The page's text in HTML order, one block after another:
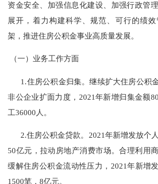
资金安全、加强信息化建设、加强行政管
展开，着力构建科学、规范、可行的绩
架，推进住房公积金事业高质量发展。
（一）业务工作方面
1.住房公积金归集。继续扩大住房公积
非公企业扩面力度， 2021年新增归集金额80
工36000 人。
2.住房公积金贷款。 2021年新增发放个
50亿元，拉动房地产消费市场。合理利用
缓解住房公积金流动性压力， 2021年新增
1500笔，8亿元。